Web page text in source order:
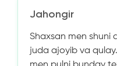
Jahongir
Shaxsan men shuni
juda ajoyib va